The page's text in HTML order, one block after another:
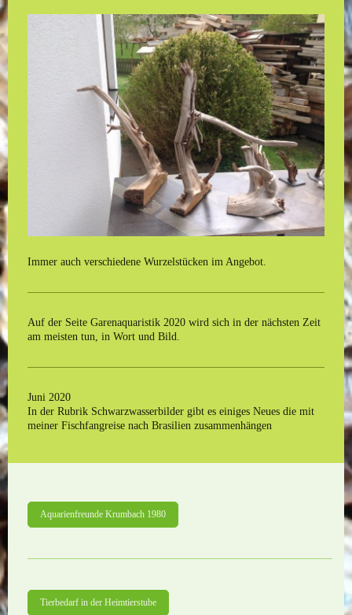
Immer auch verschiedene Wurzelstücken im Angebot.
Auf der Seite Garenaquaristik 2020 wird sich in der nächsten Zeit
am meisten tun, in Wort und Bild.
Juni 2020
In der Rubrik Schwarzwasserbilder gibt es einiges Neues die mit
meiner Fischfangreise nach Brasilien zusammenhängen
Aquarienfreunde Krumbach 1980
Tierbedarf in der Heimtierstube